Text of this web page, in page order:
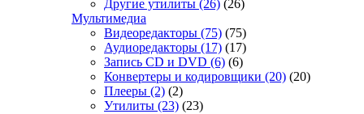
Другие утилиты (26) (26)
Мультимедиа
Видеоредакторы (75) (75)
Аудиоредакторы (17) (17)
Запись CD и DVD (6) (6)
Конвертеры и кодировщики (20) (20)
Плееры (2) (2)
Утилиты (23) (23)